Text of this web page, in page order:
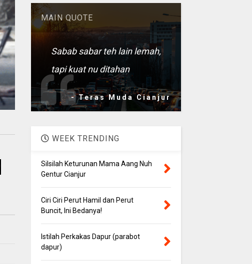
MAIN QUOTE
Sabab sabar teh lain lemah,
tapi kuat nu ditahan
- Teras Muda Cianjur
WEEK TRENDING
Silsilah Keturunan Mama Aang Nuh
Gentur Cianjur
Ciri Ciri Perut Hamil dan Perut
Buncit, Ini Bedanya!
Istilah Perkakas Dapur (parabot
dapur)